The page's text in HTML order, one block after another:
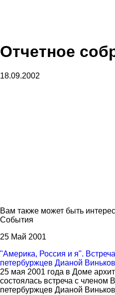
Отчетное
18.09.2002
Вам также может быть
События
25 Май 2001
"Америка, Россия и я".
петербуржцев Дианой
25 мая 2001 года в Доме
состоялась встреча с членом
петербуржцев Дианой